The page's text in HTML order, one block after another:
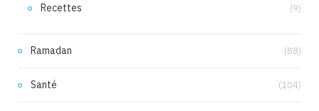
Recettes (9)
Ramadan (88)
Santé (104)